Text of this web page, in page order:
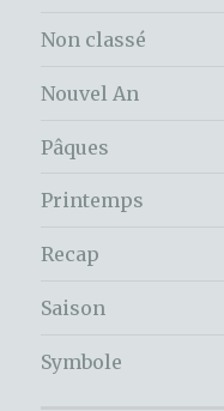
Non classé
Nouvel An
Pâques
Printemps
Recap
Saison
Symbole